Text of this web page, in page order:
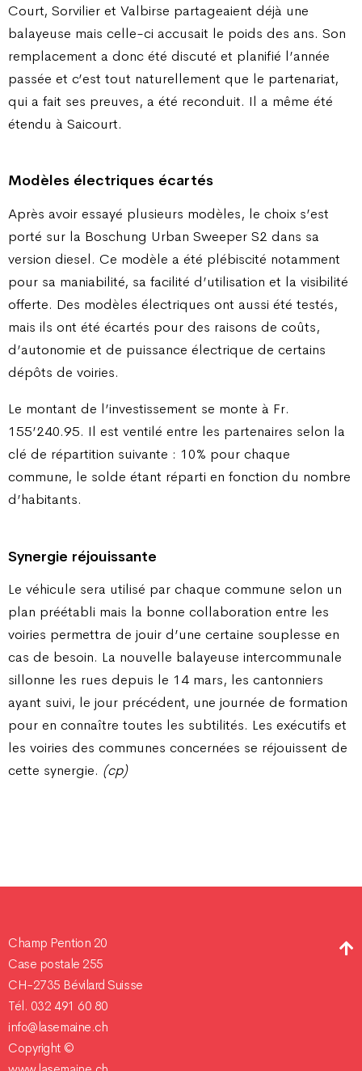
Court, Sorvilier et Valbirse partageaient déjà une
balayeuse mais celle-ci accusait le poids des ans. Son
remplacement a donc été discuté et planifié l’année
passée et c’est tout naturellement que le partenariat,
qui a fait ses preuves, a été reconduit. Il a même été
étendu à Saicourt.
Modèles électriques écartés
Après avoir essayé plusieurs modèles, le choix s’est
porté sur la Boschung Urban Sweeper S2 dans sa
version diesel. Ce modèle a été plébiscité notamment
pour sa maniabilité, sa facilité d’utilisation et la visibilité
offerte. Des modèles électriques ont aussi été testés,
mais ils ont été écartés pour des raisons de coûts,
d’autonomie et de puissance électrique de certains
dépôts de voiries.
Le montant de l’investissement se monte à Fr.
155’240.95. Il est ventilé entre les partenaires selon la
clé de répartition suivante : 10% pour chaque
commune, le solde étant réparti en fonction du nombre
d’habitants.
Synergie réjouissante
Le véhicule sera utilisé par chaque commune selon un
plan préétabli mais la bonne collaboration entre les
voiries permettra de jouir d’une certaine souplesse en
cas de besoin. La nouvelle balayeuse intercommunale
sillonne les rues depuis le 14 mars, les cantonniers
ayant suivi, le jour précédent, une journée de formation
pour en connaître toutes les subtilités. Les exécutifs et
les voiries des communes concernées se réjouissent de
cette synergie. (cp)
Champ Pention 20
Case postale 255
CH-2735 Bévilard Suisse
Tél. 032 491 60 80
info@lasemaine.ch
Copyright ©